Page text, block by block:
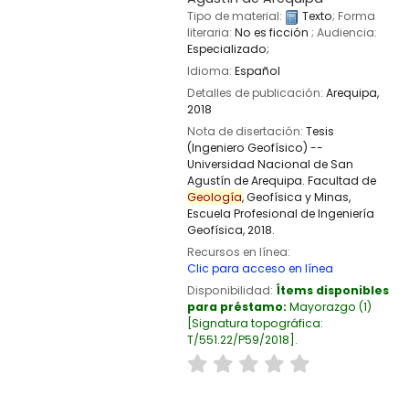
Tipo de material: Texto; Forma
literaria: No es ficción ; Audiencia:
Especializado;
Idioma: Español
Detalles de publicación: Arequipa,
2018
Nota de disertación: Tesis
(Ingeniero Geofísico) --
Universidad Nacional de San
Agustín de Arequipa. Facultad de
Geología, Geofísica y Minas,
Escuela Profesional de Ingeniería
Geofísica, 2018.
Recursos en línea:
Clic para acceso en línea
Disponibilidad: Ítems disponibles
para préstamo: Mayorazgo (1)
Signatura topográfica:
T/551.22/P59/2018 .